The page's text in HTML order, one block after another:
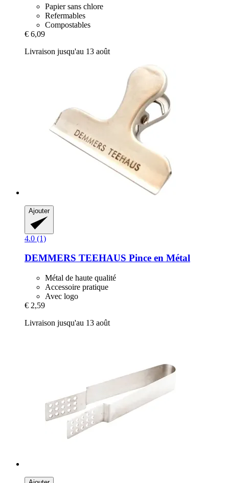
Papier sans chlore
Refermables
Compostables
€ 6,09
Livraison jusqu'au 13 août
Ajouter
4.0 (1)
DEMMERS TEEHAUS Pince en Métal
Métal de haute qualité
Accessoire pratique
Avec logo
€ 2,59
Livraison jusqu'au 13 août